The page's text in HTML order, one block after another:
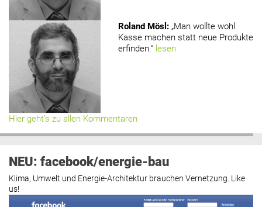
Roland Mösl : „Man wollte wohl
Kasse machen statt neue Produkte
erfinden.“ lesen
Hier geht’s zu allen Kommentaren
NEU: facebook/energie-bau
Klima, Umwelt und Energie-Architektur brauchen Vernetzung. Like
us!